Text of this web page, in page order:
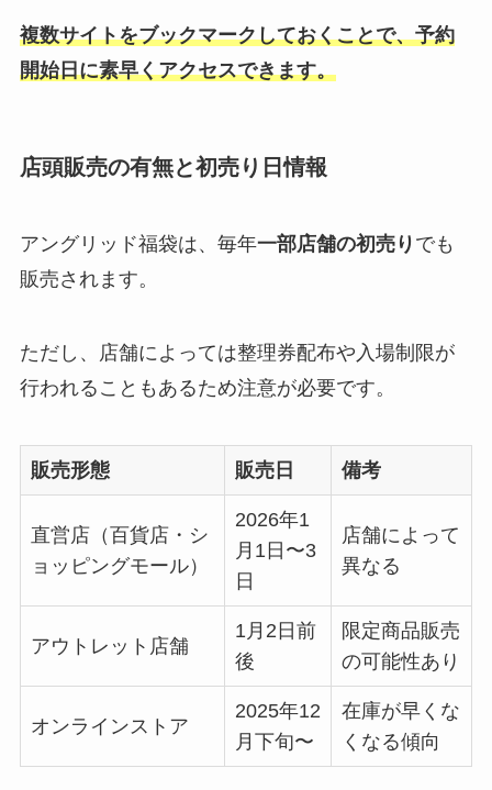
複数サイトをブックマークしておくことで、予約
開始日に素早くアクセスできます。
店頭販売の有無と初売り日情報
アングリッド福袋は、毎年一部店舗の初売り でも
販売されます。
ただし、店舗によっては整理券配布や入場制限が
行われることもあるため注意が必要です。
販売形態 販売日 備考
直営店（百貨店・シ
ョッピングモール）
2026年1
月1日〜3
日
店舗によって
異なる
アウトレット店舗
1月2日前
後
限定商品販売
の可能性あり
オンラインストア
2025年12
月下旬〜
在庫が早くな
くなる傾向